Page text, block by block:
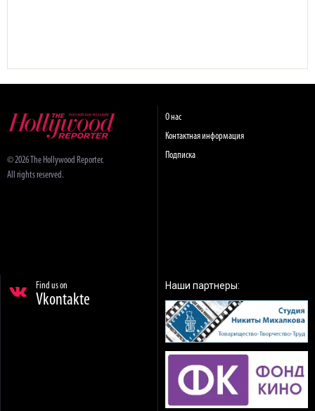
© 2026 The Hollywood Reporter.
All rights reserved.
О нас
Контактная информация
Подписка
Find us on
Vkontakte
Наши партнеры: